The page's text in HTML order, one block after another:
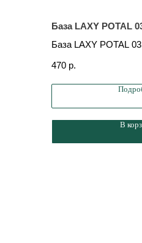
База LAXY POTAL
База LAXY POTAL
470 р.
В